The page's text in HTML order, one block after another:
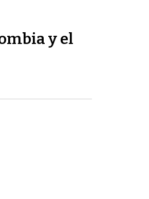
y el